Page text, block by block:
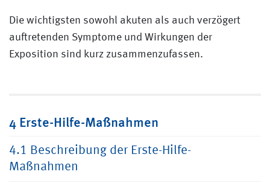
Die wichtigsten sowohl akuten als auch verzögert
auftretenden Symptome und Wirkungen der
Exposition sind kurz zusammenzufassen.
4 Erste-Hilfe-Maßnahmen
4.1 Beschreibung der Erste-Hilfe-
Maßnahmen